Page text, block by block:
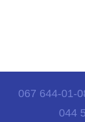
067 644-01-
044